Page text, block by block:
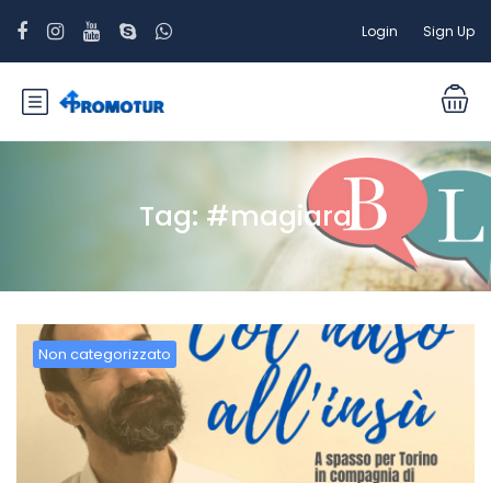
Login Sign Up
Tag:#magiara
Non categorizzato